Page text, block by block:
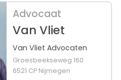
Advocaat
Van Vliet
Van Vliet Advocaten
Groesbeekseweg 160
6521 CP Nijmegen